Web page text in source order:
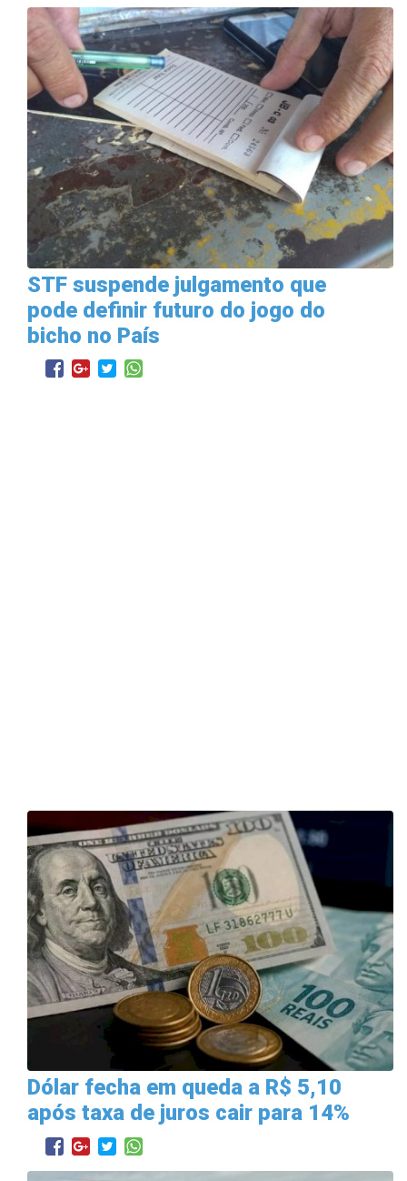
STF suspende julgamento que
pode definir futuro do jogo do
bicho no País
Dólar fecha em queda a R$ 5,10
após taxa de juros cair para 14%